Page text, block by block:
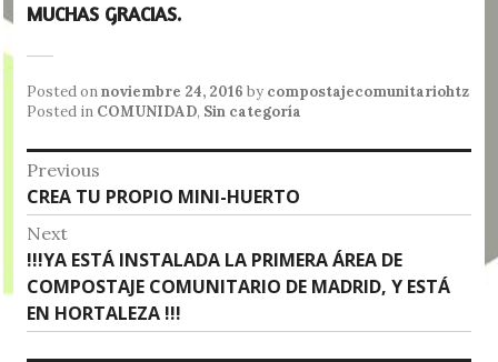
MUCHAS GRACIAS.
Posted onnoviembre 24, 2016 by compostajecomunitariohtz
Posted in COMUNIDAD, Sin categoría
Navegación
de
entradas
Previous
Previous
post:
CREA TU PROPIO MINI-HUERTO
Next
Next
post:
!!!YA ESTÁ INSTALADA LA PRIMERA ÁREA DE
COMPOSTAJE COMUNITARIO DE MADRID, Y ESTÁ
EN HORTALEZA !!!